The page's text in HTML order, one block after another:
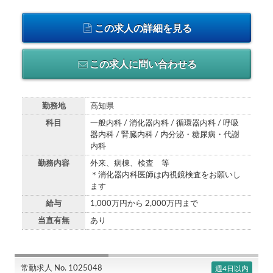
この求人の詳細を見る
この求人に問い合わせる
勤務地 高知県
科目
一般内科 / 消化器内科 / 循環器内科 / 呼吸
器内科 / 腎臓内科 / 内分泌・糖尿病・代謝
内科
勤務内容
外来、病棟、検査 等
＊消化器内科医師は内視鏡検査をお願いし
ます
給与 1,000万円から 2,000万円まで
当直有無 あり
常勤求人 No. 1025048 週4日以内